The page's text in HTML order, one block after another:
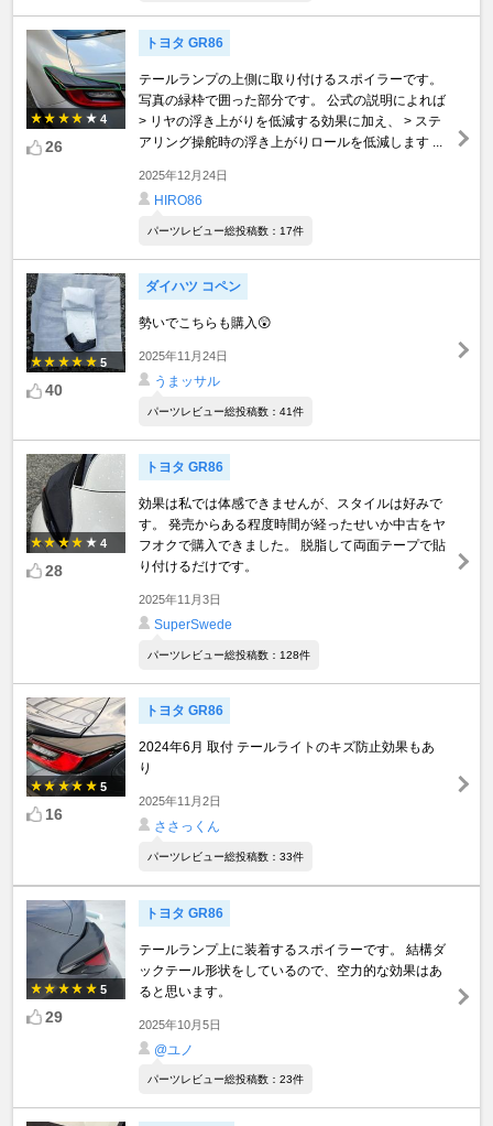
4
26
トヨタ GR86
テールランプの上側に取り付けるスポイラーです。
写真の緑枠で囲った部分です。 公式の説明によれば
> リヤの浮き上がりを低減する効果に加え、 > ステ
アリング操舵時の浮き上がりロールを低減します ...
2025年12月24日
HIRO86
パーツレビュー総投稿数：17件
5
40
ダイハツ コペン
勢いでこちらも購入😲
2025年11月24日
うまッサル
パーツレビュー総投稿数：41件
4
28
トヨタ GR86
効果は私では体感できませんが、スタイルは好みで
す。 発売からある程度時間が経ったせいか中古をヤ
フオクで購入できました。 脱脂して両面テープで貼
り付けるだけです。
2025年11月3日
SuperSwede
パーツレビュー総投稿数：128件
5
16
トヨタ GR86
2024年6月 取付 テールライトのキズ防止効果もあ
り
2025年11月2日
ささっくん
パーツレビュー総投稿数：33件
5
29
トヨタ GR86
テールランプ上に装着するスポイラーです。 結構ダ
ックテール形状をしているので、空力的な効果はあ
ると思います。
2025年10月5日
@ユノ
パーツレビュー総投稿数：23件